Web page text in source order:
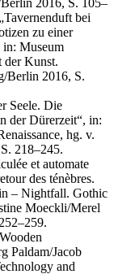
bei
zu einer
in: Museum
Kunst.
Berlin 2016, S.
Seele. Die
der Dürerzeit“, in:
hg. v.
218–245.
et automate
des ténèbres.
– Nightfall. Gothic
Moeckli/Merel
Paldam/Jacob
and